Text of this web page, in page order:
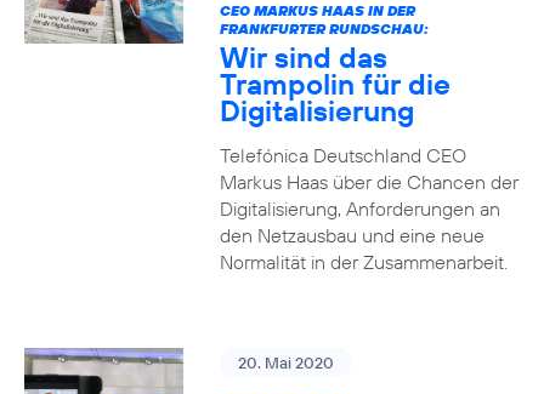
CEO MARKUS HAAS IN DER
FRANKFURTER RUNDSCHAU:
Wir sind das
Trampolin für die
Digitalisierung
Telefónica Deutschland CEO
Markus Haas über die Chancen der
Digitalisierung, Anforderungen an
den Netzausbau und eine neue
Normalität in der Zusammenarbeit.
20. Mai 2020